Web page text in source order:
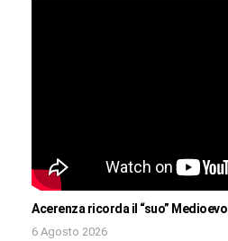
Acerenza ricorda il “suo” Medioevo
6 Agosto 2026